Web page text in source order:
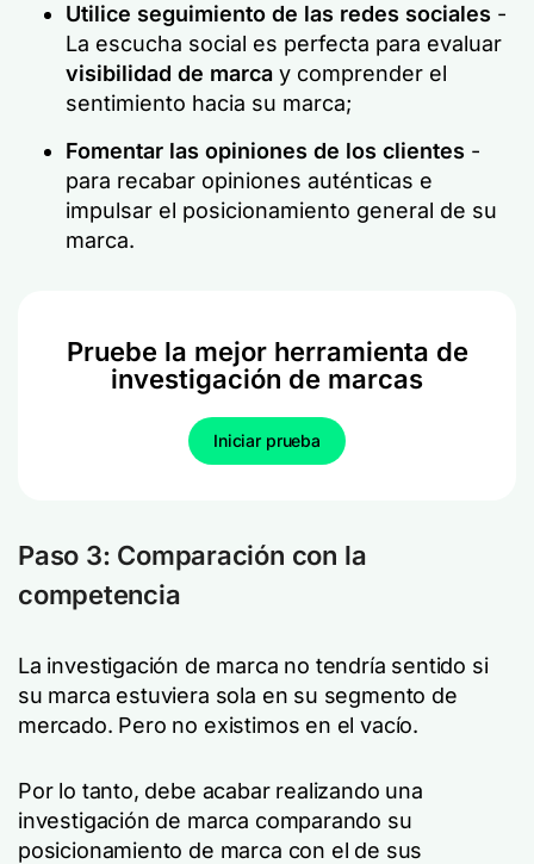
Utilice seguimiento de las redes sociales -
La escucha social es perfecta para evaluar
visibilidad de marca y comprender el
sentimiento hacia su marca;
Fomentar las opiniones de los clientes -
para recabar opiniones auténticas e
impulsar el posicionamiento general de su
marca.
Pruebe la mejor herramienta de
investigación de marcas
Iniciar prueba
Paso 3: Comparación con la
competencia
La investigación de marca no tendría sentido si
su marca estuviera sola en su segmento de
mercado. Pero no existimos en el vacío.
Por lo tanto, debe acabar realizando una
investigación de marca comparando su
posicionamiento de marca con el de sus